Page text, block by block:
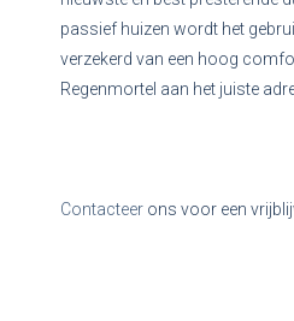
passief huizen wordt het
verzekerd van een hoog
Regenmortel aan het juiste
Contacteer ons voor een